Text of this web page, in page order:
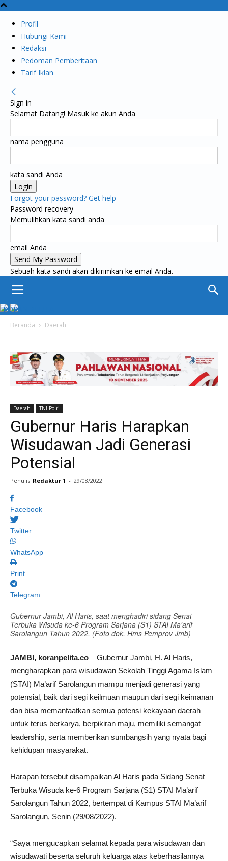
Profil
Hubungi Kami
Redaksi
Pedoman Pemberitaan
Tarif Iklan
Sign in
Selamat Datang! Masuk ke akun Anda
nama pengguna
kata sandi Anda
Forgot your password? Get help
Password recovery
Memulihkan kata sandi anda
email Anda
Sebuah kata sandi akan dikirimkan ke email Anda.
KORAN PELITA
Beranda Daerah
Daerah TNI Polri
Gubernur Haris Harapkan
Wisudawan Jadi Generasi
Potensial
Penulis Redaktur 1 - 29/08/2022
Facebook
Twitter
WhatsApp
Print
Telegram
Gubernur Jambi, Al Haris, saat menghadiri sidang Senat
Terbuka Wisuda ke-6 Program Sarjana (S1) STAI Ma'arif
Sarolangun Tahun 2022. (Foto dok. Hms Pemprov Jmb)
JAMBI, koranpelita.co – Gubernur Jambi, H. Al Haris,
mengharapkan para wisudawan Sekolah Tinggi Agama Islam
(STAI) Ma’arif Sarolangun mampu menjadi generasi yang
potensial, baik dari segi keilmuan maupun dari segi keimanan
dan bisa memanfaatkan semua potensi kekayaan daerah
untuk terus berkarya, berpikiran maju, memiliki semangat
leadership, serta memberikan sumbangsih yang nyata bagi
kehidupan masyarakat.
Harapan tersebut disampaikan Al Haris pada Sidang Senat
Terbuka Wisuda ke-6 Program Sarjana (S1) STAI Ma’arif
Sarolangun Tahun 2022, bertempat di Kampus STAI Ma’arif
Sarolangun, Senin (29/08/2022).
“Saya mengucapkan selamat kepada para wisudawan dan
wisudawati beserta seluruh keluarga atas keberhasilannya